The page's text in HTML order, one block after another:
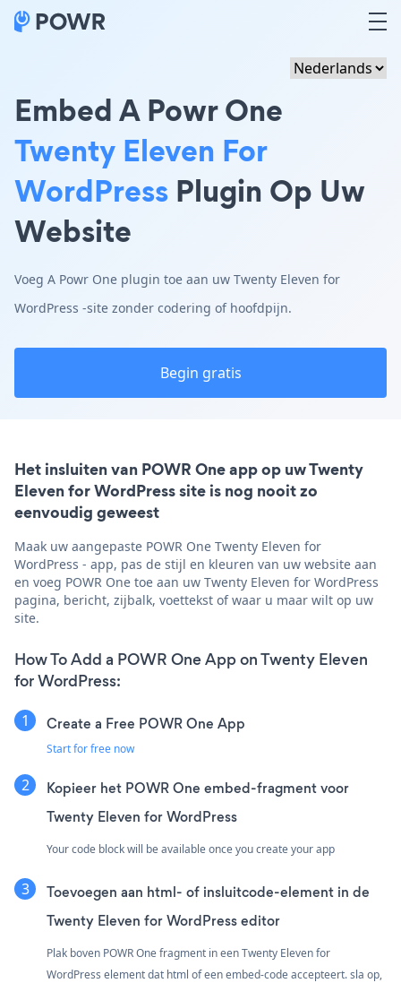
Embed A Powr One
Twenty Eleven For
WordPress Plugin Op Uw
Website
Voeg A Powr One plugin toe aan uw Twenty Eleven for
WordPress -site zonder codering of hoofdpijn.
Begin gratis
Het insluiten van POWR One app op uw Twenty
Eleven for WordPress site is nog nooit zo
eenvoudig geweest
Maak uw aangepaste POWR One Twenty Eleven for
WordPress - app, pas de stijl en kleuren van uw website aan
en voeg POWR One toe aan uw Twenty Eleven for WordPress
pagina, bericht, zijbalk, voettekst of waar u maar wilt op uw
site.
How To Add a POWR One App on Twenty Eleven
for WordPress:
Create a Free POWR One App
Start for free now
Kopieer het POWR One embed-fragment voor
Twenty Eleven for WordPress
Your code block will be available once you create your app
Toevoegen aan html- of insluitcode-element in de
Twenty Eleven for WordPress editor
Plak boven POWR One fragment in een Twenty Eleven for
WordPress element dat html of een embed-code accepteert. sla op,